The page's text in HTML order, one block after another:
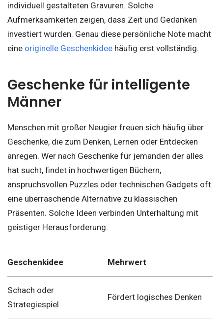
individuell gestalteten Gravuren. Solche
Aufmerksamkeiten zeigen, dass Zeit und Gedanken
investiert wurden. Genau diese persönliche Note macht
eine originelle Geschenkidee häufig erst vollständig.
Geschenke für intelligente
Männer
Menschen mit großer Neugier freuen sich häufig über
Geschenke, die zum Denken, Lernen oder Entdecken
anregen. Wer nach Geschenke für jemanden der alles
hat sucht, findet in hochwertigen Büchern,
anspruchsvollen Puzzles oder technischen Gadgets oft
eine überraschende Alternative zu klassischen
Präsenten. Solche Ideen verbinden Unterhaltung mit
geistiger Herausforderung.
Geschenkidee Mehrwert
Schach oder
Strategiespiel
Fördert logisches Denken